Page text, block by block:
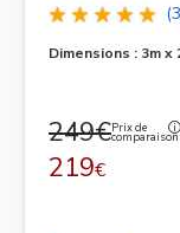
Dimensions : 3m x
249€Prix de
comparaison
219€